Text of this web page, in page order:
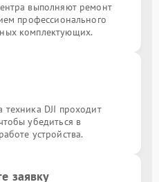
выполняют ремонт
профессионального
комплектующих.
DJI проходит
убедиться в
устройства.
заявку